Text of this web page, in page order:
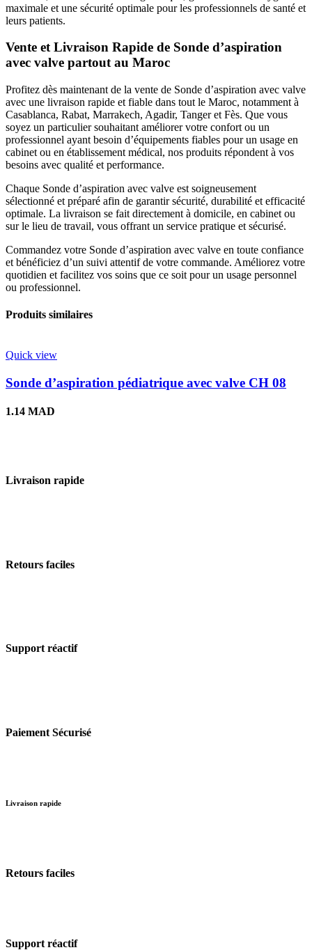
maximale et une sécurité optimale pour les professionnels de santé et
leurs patients.
Vente et Livraison Rapide de Sonde d’aspiration
avec valve partout au Maroc
Profitez dès maintenant de la vente de Sonde d’aspiration avec valve
avec une livraison rapide et fiable dans tout le Maroc, notamment à
Casablanca, Rabat, Marrakech, Agadir, Tanger et Fès. Que vous
soyez un particulier souhaitant améliorer votre confort ou un
professionnel ayant besoin d’équipements fiables pour un usage en
cabinet ou en établissement médical, nos produits répondent à vos
besoins avec qualité et performance.
Chaque Sonde d’aspiration avec valve est soigneusement
sélectionné et préparé afin de garantir sécurité, durabilité et efficacité
optimale. La livraison se fait directement à domicile, en cabinet ou
sur le lieu de travail, vous offrant un service pratique et sécurisé.
Commandez votre Sonde d’aspiration avec valve en toute confiance
et bénéficiez d’un suivi attentif de votre commande. Améliorez votre
quotidien et facilitez vos soins que ce soit pour un usage personnel
ou professionnel.
Produits similaires
Quick view
Sonde d’aspiration pédiatrique avec valve CH 08
1.14 MAD
Livraison rapide
Retours faciles
Support réactif
Paiement Sécurisé
Livraison rapide
Retours faciles
Support réactif